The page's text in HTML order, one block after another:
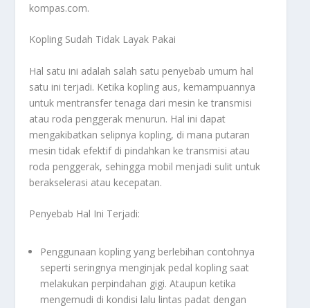
kompas.com.
Kopling Sudah Tidak Layak Pakai
Hal satu ini adalah salah satu penyebab umum hal
satu ini terjadi. Ketika kopling aus, kemampuannya
untuk mentransfer tenaga dari mesin ke transmisi
atau roda penggerak menurun. Hal ini dapat
mengakibatkan selipnya kopling, di mana putaran
mesin tidak efektif di pindahkan ke transmisi atau
roda penggerak, sehingga mobil menjadi sulit untuk
berakselerasi atau kecepatan.
Penyebab Hal Ini Terjadi:
Penggunaan kopling yang berlebihan contohnya
seperti seringnya menginjak pedal kopling saat
melakukan perpindahan gigi. Ataupun ketika
mengemudi di kondisi lalu lintas padat dengan